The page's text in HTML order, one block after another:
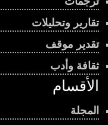
تقارير وتحليلات
تقدير موقف
ثقافة وأدب
الأقسام
المجلة